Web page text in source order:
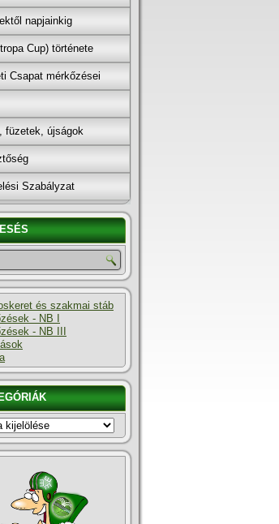
napjainkig
Cup) története
Csapat mérkőzései
füzetek, újságok
Szabályzat
és szakmai stáb
- NB I
- NB III